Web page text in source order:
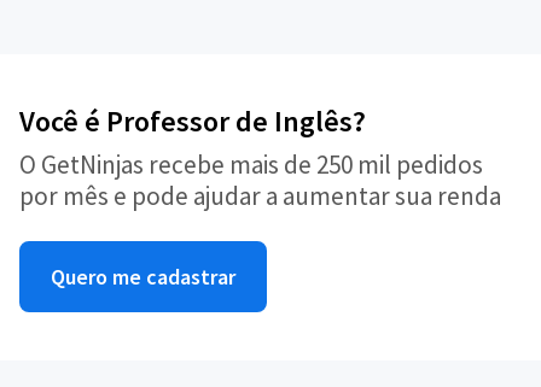
Você é Professor de Inglês?
O GetNinjas recebe mais de 250 mil pedidos
por mês e pode ajudar a aumentar sua renda
Quero me cadastrar